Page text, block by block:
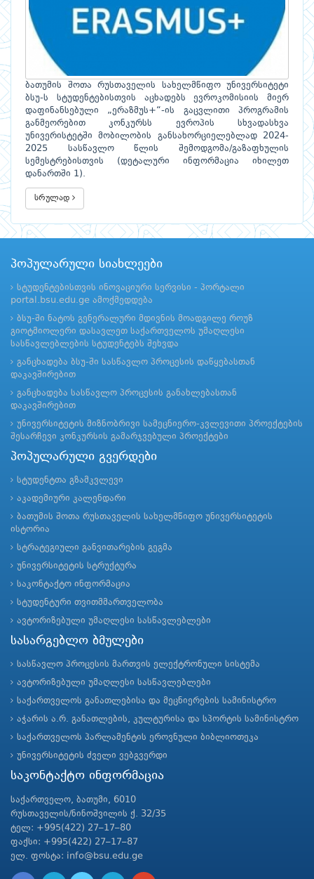
ბათუმის შოთა რუსთაველის სახელმწიფო უნივერსიტეტი
ბსუ-ს სტუდენტებისთვის აცხადებს ევროკომისიის მიერ
დაფინანსებული „ერაზმუს+“-ის გაცვლითი პროგრამის
განმეორებით კონკურსს ევროპის სხვადასხვა
უნივერისტეტში მობილობის განსახორციელებლად 2024-
2025 სასწავლო წლის შემოდგომა/გაზაფხულის
სემესტრებისთვის (დეტალური ინფორმაცია იხილეთ
დანართში 1).
სრულად
პოპულარული სიახლეები
სტუდენტებისთვის ინოვაციური სერვისი - პორტალი
portal.bsu.edu.ge ამოქმედდება
ბსუ-ში ნატოს გენერალური მდივნის მოადგილე როუზ
გიოტმიოლერი დასავლეთ საქართველოს უმაღლესი
სასწავლებლების სტუდენტებს შეხვდა
განცხადება ბსუ-ში სასწავლო პროცესის დაწყებასთან
დაკავშირებით
განცხადება სასწავლო პროცესის განახლებასთან
დაკავშირებით
უნივერსიტეტის მიზნობრივი სამეცნიერო-კვლევითი პროექტების
შესარჩევი კონკურსის გამარჯვებული პროექტები
პოპულარული გვერდები
სტუდენტთა გზამკვლევი
აკადემიური კალენდარი
ბათუმის შოთა რუსთაველის სახელმწიფო უნივერსიტეტის
ისტორია
სტრატეგიული განვითარების გეგმა
უნივერსიტეტის სტრუქტურა
საკონტაქტო ინფორმაცია
სტუდენტური თვითმმართველობა
ავტორიზებული უმაღლესი სასწავლებლები
სასარგებლო ბმულები
სასწავლო პროცესის მართვის ელექტრონული სისტემა
ავტორიზებული უმაღლესი სასწავლებლები
საქართველოს განათლებისა და მეცნიერების სამინისტრო
აჭარის ა.რ. განათლების, კულტურისა და სპორტის სამინისტრო
საქართველოს პარლამენტის ეროვნული ბიბლიოთეკა
უნივერსიტეტის ძველი ვებგვერდი
საკონტაქტო ინფორმაცია
საქართველო, ბათუმი, 6010
რუსთაველის/ნინოშვილის ქ. 32/35
ტელ: +995(422) 27–17–80
ფაქსი: +995(422) 27–17–87
ელ. ფოსტა: info@bsu.edu.ge